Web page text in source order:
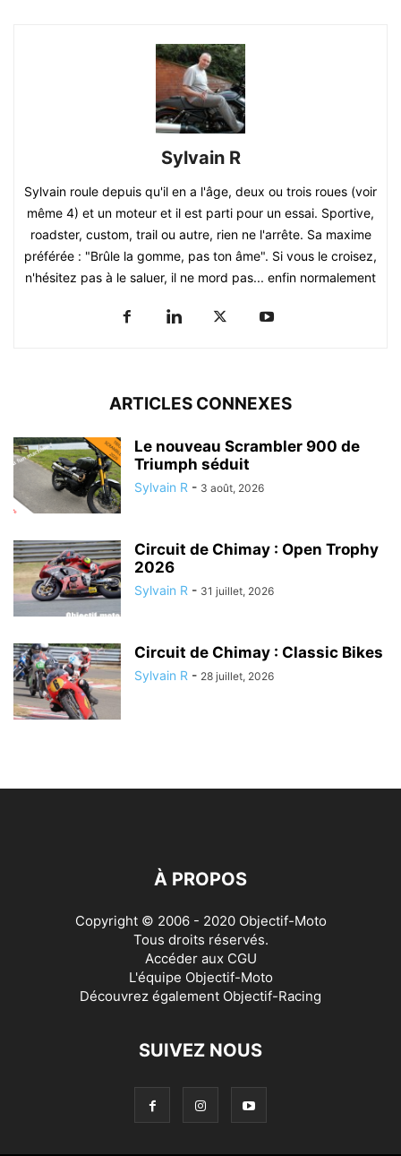
Sylvain R
Sylvain roule depuis qu'il en a l'âge, deux ou trois roues (voir
même 4) et un moteur et il est parti pour un essai. Sportive,
roadster, custom, trail ou autre, rien ne l'arrête. Sa maxime
préférée : "Brûle la gomme, pas ton âme". Si vous le croisez,
n'hésitez pas à le saluer, il ne mord pas... enfin normalement
ARTICLES CONNEXES
Le nouveau Scrambler 900 de
Triumph séduit
Sylvain R - 3 août, 2026
Circuit de Chimay : Open Trophy
2026
Sylvain R - 31 juillet, 2026
Circuit de Chimay : Classic Bikes
Sylvain R - 28 juillet, 2026
À PROPOS
Copyright © 2006 - 2020 Objectif-Moto
Tous droits réservés.
Accéder aux CGU
L'équipe Objectif-Moto
Découvrez également Objectif-Racing
SUIVEZ NOUS